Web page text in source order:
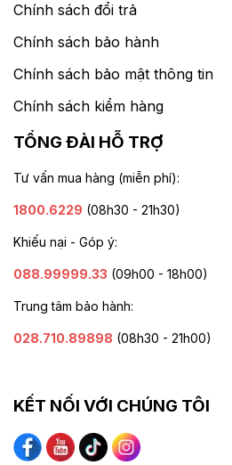
Chính sách đổi trả
Chính sách bảo hành
Chính sách bảo mật thông tin
Chính sách kiểm hàng
TỔNG ĐÀI HỖ TRỢ
Tư vấn mua hàng (miễn phí):
1800.6229 (08h30 - 21h30)
Khiếu nại - Góp ý:
088.99999.33 (09h00 - 18h00)
Trung tâm bảo hành:
028.710.89898 (08h30 - 21h00)
KẾT NỐI VỚI CHÚNG TÔI